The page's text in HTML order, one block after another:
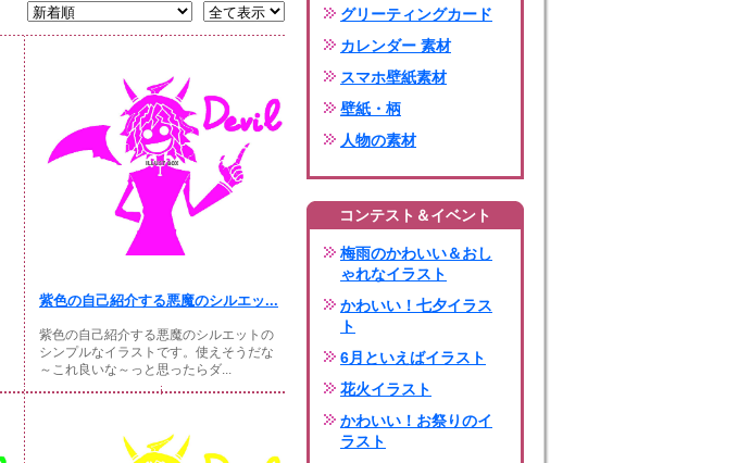
紫色の自己紹介する悪魔のシルエッ...
紫色の自己紹介する悪魔のシルエットの
シンプルなイラストです。使えそうだな
～これ良いな～っと思ったらダ...
グリーティングカード
カレンダー 素材
スマホ壁紙素材
壁紙・柄
人物の素材
コンテスト＆イベント
梅雨のかわいい＆おし
ゃれなイラスト
かわいい！七夕イラス
ト
6月といえばイラスト
花火イラスト
かわいい！お祭りのイ
ラスト